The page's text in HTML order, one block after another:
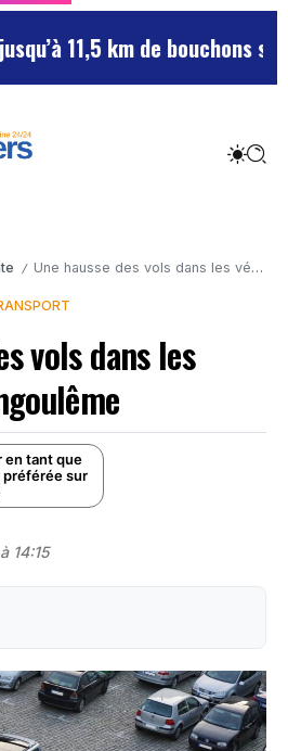
11,5 km de bouchons sur
/ Une hausse des vols dans les véhicules à Angoulême
vols dans les
en tant que
sur
14:15